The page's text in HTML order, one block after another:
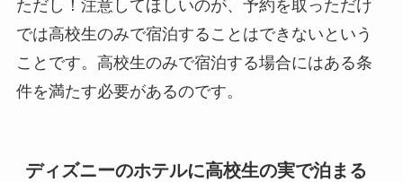
ただし！注意してほしいのが、予約を取っただけ
では高校生のみで宿泊することはできないという
ことです。高校生のみで宿泊する場合にはある条
件を満たす必要があるのです。
ディズニーのホテルに高校生の実で泊まる